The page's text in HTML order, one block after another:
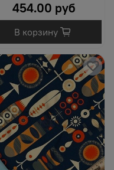
454.00 руб
В корзину